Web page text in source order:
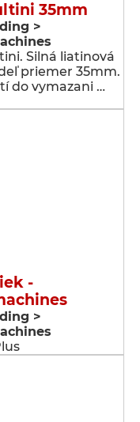
35mm
>
Silná liatinová
priemer 35mm.
do vymazani …
-
>